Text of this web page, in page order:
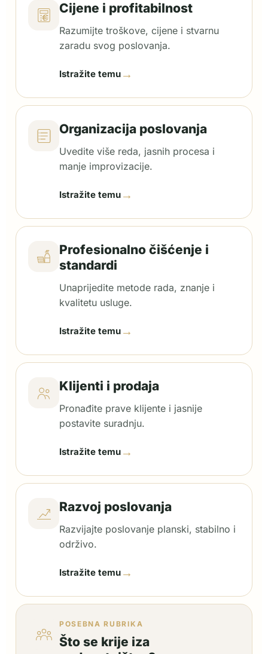
Cijene i profitabilnost
Razumijte troškove, cijene i stvarnu
zaradu svog poslovanja.
Istražite temu →
Organizacija poslovanja
Uvedite više reda, jasnih procesa i
manje improvizacije.
Istražite temu →
Profesionalno čišćenje i
standardi
Unaprijedite metode rada, znanje i
kvalitetu usluge.
Istražite temu →
Klijenti i prodaja
Pronađite prave klijente i jasnije
postavite suradnju.
Istražite temu →
Razvoj poslovanja
Razvijajte poslovanje planski, stabilno i
održivo.
Istražite temu →
POSEBNA RUBRIKA
Što se krije iza